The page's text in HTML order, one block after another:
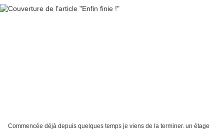
Commencée déjà depuis quelques temps je viens de la terminer. un étage